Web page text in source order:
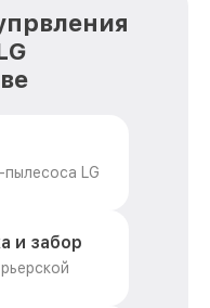
LG
и забор